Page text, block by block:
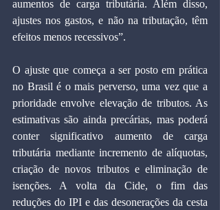
aumentos de carga tributária. Além disso,
ajustes nos gastos, e não na tributação, têm
efeitos menos recessivos”.
O ajuste que começa a ser posto em prática
no Brasil é o mais perverso, uma vez que a
prioridade envolve elevação de tributos. As
estimativas são ainda precárias, mas poderá
conter significativo aumento de carga
tributária mediante incremento de alíquotas,
criação de novos tributos e eliminação de
isenções. A volta da Cide, o fim das
reduções do IPI e das desonerações da cesta